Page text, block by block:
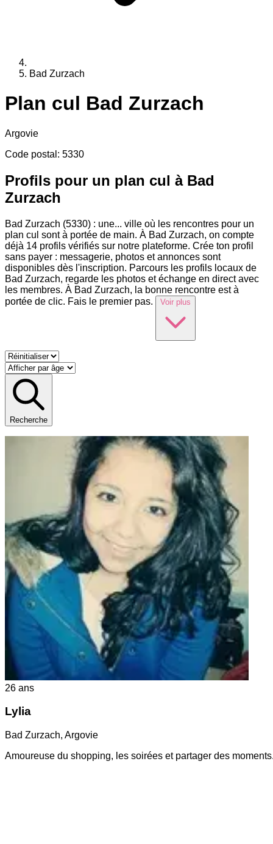
Bad Zurzach
Plan cul Bad Zurzach
Argovie
Code postal : 5330
Profils pour un plan cul à Bad
Zurzach
Bad Zurzach (5330) : une... ville où les rencontres pour un
plan cul sont à portée de main. À Bad Zurzach, on compte
déjà 14 profils vérifiés sur notre plateforme. Crée ton profil
sans payer : messagerie, photos et annonces sont
disponibles dès l'inscription. Parcours les profils locaux de
Bad Zurzach, regarde les photos et échange en direct avec
les membres. À Bad Zurzach, la bonne rencontre est à
portée de clic. Fais le premier pas.
Voir plus
Recherche
26 ans
Lylia
Bad Zurzach, Argovie
Amoureuse du shopping, les soirées et partager des